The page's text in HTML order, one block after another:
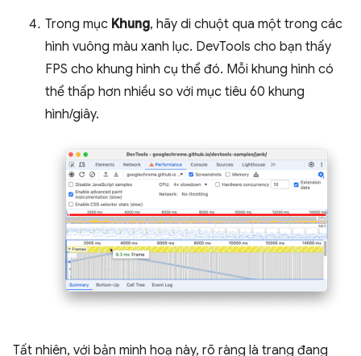
Trong mục Khung, hãy di chuột qua một trong các
hình vuông màu xanh lục. DevTools cho bạn thấy
FPS cho khung hình cụ thể đó. Mỗi khung hình có
thể thấp hơn nhiều so với mục tiêu 60 khung
hình/giây.
Tất nhiên, với bản minh hoạ này, rõ ràng là trang đang